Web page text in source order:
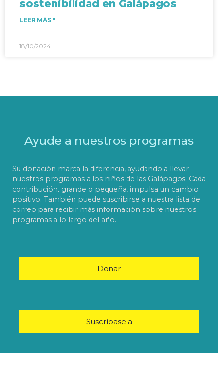
sostenibilidad en Galápagos
LEER MÁS "
18/10/2024
Ayude a nuestros programas
Su donación marca la diferencia, ayudando a llevar
nuestros programas a los niños de las Galápagos. Cada
contribución, grande o pequeña, impulsa un cambio
positivo. También puede suscribirse a nuestra lista de
correo para recibir más información sobre nuestros
programas a lo largo del año.
Donar
Suscríbase a